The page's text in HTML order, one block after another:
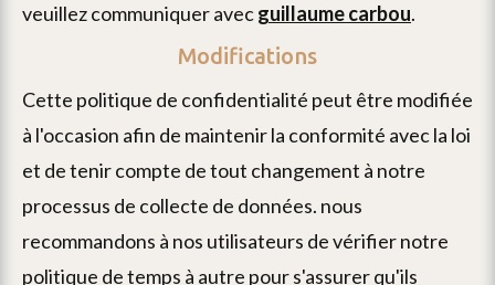
veuillez communiquer avecguillaume carbou.
Modifications
cette politique de confidentialité peut être modifiée
à l'occasion afin de maintenir la conformité avec la loi
et de tenir compte de tout changement à notre
processus de collecte de données. nous
recommandons à nos utilisateurs de vérifier notre
politique de temps à autre pour s'assurer qu'ils